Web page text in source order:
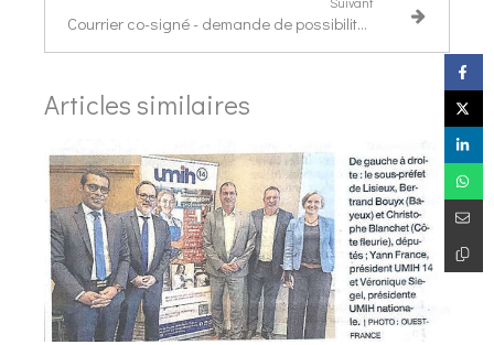
Courrier co-signé - demande de possibilité d’accéder à la mer pour les plaisanciers résidents dans un périmètre de 100 km des Côtes
Articles similaires